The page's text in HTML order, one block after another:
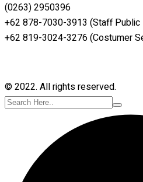
(0263) 2950396
+62 878-7030-3913 (Staff Public
+62 819-3024-3276 (Costumer
© 2022. All rights reserved.